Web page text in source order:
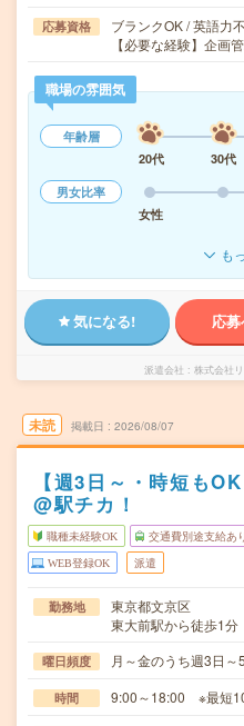
応募資格
ブランクOK / 英語力
【必要な経験】企画
職場の雰囲気
年齢層
20代
30代
男女比率
女性
も
気になる! 応
派遣会社 株式会社
未読 掲載日 2026/08/07
【週3日～・時短も
@駅チカ！
職種未経験OK 交通費別途支給あ
WEB登録OK 派遣
勤務地
東京都文京区
東大前駅から徒歩1分
曜日頻度 月～金のうち週3日～
時間 9:00～18:00 ※最短